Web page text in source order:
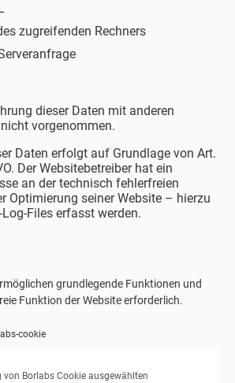
zugreifenden Rechners
dieser Daten mit anderen
vorgenommen.
Daten erfolgt auf Grundlage von Art.
Der Websitebetreiber hat ein
an der technisch fehlerfreien
Optimierung seiner Website – hierzu
Files erfasst werden.
grundlegende Funktionen und
Funktion der Website erforderlich.
cookie
von Borlabs Cookie ausgewählten